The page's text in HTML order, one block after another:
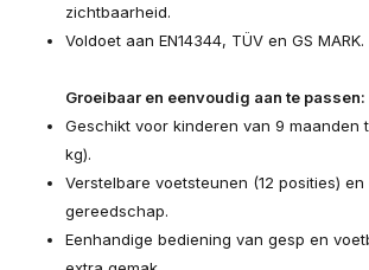
zichtbaarheid.
Voldoet aan EN14344, TÜV en GS MARK.
Groeibaar en eenvoudig aan te passen:
Geschikt voor kinderen van 9 maanden
kg).
Verstelbare voetsteunen (12 posities)
gereedschap.
Eenhandige bediening van gesp en